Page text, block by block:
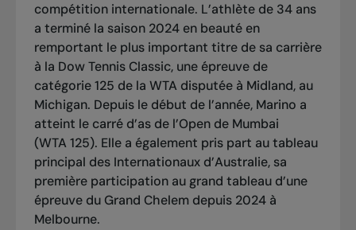
compétition internationale. L’athlète de 34 ans
a terminé la saison 2024 en beauté en
remportant le plus important titre de sa carrière
à la Dow Tennis Classic, une épreuve de
catégorie 125 de la WTA disputée à Midland, au
Michigan. Depuis le début de l’année, Marino a
atteint le carré d’as de l’Open de Mumbai
(WTA 125). Elle a également pris part au tableau
principal des Internationaux d’Australie, sa
première participation au grand tableau d’une
épreuve du Grand Chelem depuis 2024 à
Melbourne.